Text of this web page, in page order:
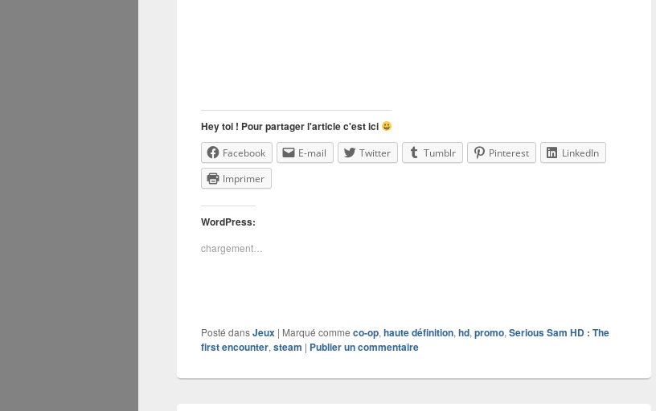
Hey toi ! Pour partager l'article c'est ici
Facebook E-mail Twitter Tumblr Pinterest
LinkedIn
Imprimer
WordPress:
chargement…
Posté dansJeux | Marqué comme co-op, haute définition, hd, promo, Serious Sam HD : The
first encounter, steam | Publier un commentaire